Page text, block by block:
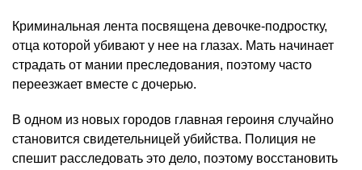
Криминальная лента посвящена девочке-подростку,
отца которой убивают у нее на глазах. Мать начинает
страдать от мании преследования, поэтому часто
переезжает вместе с дочерью.
В одном из новых городов главная героиня случайно
становится свидетельницей убийства. Полиция не
спешит расследовать это дело, поэтому восстановить